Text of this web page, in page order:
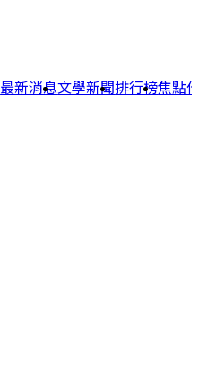
最新消息文學新聞排行榜焦點